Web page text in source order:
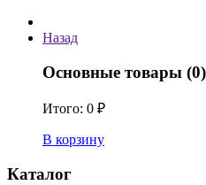
Назад
Основные товары (0)
Итого: 0 ₽
В корзину
Каталог